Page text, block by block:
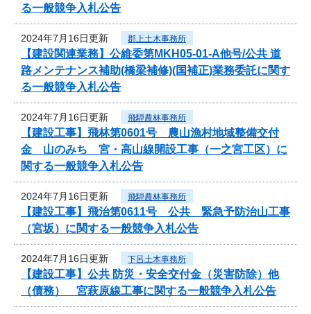
る一般競争入札公告
2024年7月16日更新 郡上土木事務所
【建設関連業務】公維委第MKH05-01-A他号/公共 道
路メンテナンス補助(橋梁補修)(国補正)業務委託に関す
る一般競争入札公告
2024年7月16日更新 飛騨農林事務所
【建設工事】飛林第0601号 農山漁村地域整備交付
金 山のみち 宮・高山線開設工事（一之宮工区）に
関する一般競争入札公告
2024年7月16日更新 飛騨農林事務所
【建設工事】飛治第0611号 公共 緊急予防治山工事
（宮坂）に関する一般競争入札公告
2024年7月16日更新 下呂土木事務所
【建設工事】公共 防災・安全交付金（災害防除）他
（債務） 宮萩原線工事に関する一般競争入札公告